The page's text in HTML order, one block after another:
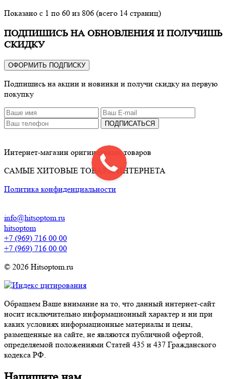
Показано с 1 по 60 из 806 (всего 14 страниц)
ПОДПИШИСЬ НА ОБНОВЛЕНИЯ И ПОЛУЧИШЬ
СКИДКУ
ОФОРМИТЬ ПОДПИСКУ
Подпишись на акции и новинки и получи скидку на первую
покупку
ПОДПИСАТЬСЯ
Интернет-магазин оригинальных товаров
САМЫЕ ХИТОВЫЕ ТОВАРЫ ИНТЕРНЕТА
Политика конфиденциальности
info@hitsoptom.ru
hitsoptom
+7 (969) 716 00 00
+7 (969) 716 00 00
© 2026 Hitsoptom.ru
Обращаем Ваше внимание на то, что данный интернет-сайт
носит исключительно информационный характер и ни при
каких условиях информационные материалы и цены,
размещенные на сайте, не являются публичной офертой,
определяемой положениями Статей 435 и 437 Гражданского
кодекса РФ.